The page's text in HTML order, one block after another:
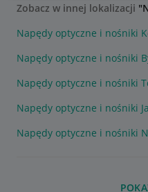
Zobacz w innej lokalizacji
Napędy optyczne i nośniki
Napędy optyczne i nośniki
Napędy optyczne i nośniki
Napędy optyczne i nośniki
Napędy optyczne i nośniki